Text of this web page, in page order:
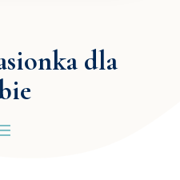
dla